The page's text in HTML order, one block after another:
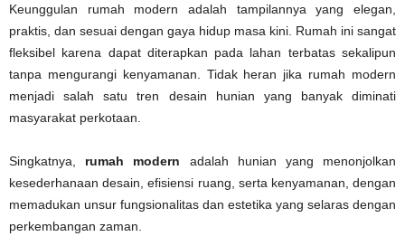
Keunggulan rumah modern adalah tampilannya yang elegan,
praktis, dan sesuai dengan gaya hidup masa kini. Rumah ini sangat
fleksibel karena dapat diterapkan pada lahan terbatas sekalipun
tanpa mengurangi kenyamanan. Tidak heran jika rumah modern
menjadi salah satu tren desain hunian yang banyak diminati
masyarakat perkotaan.
Singkatnya, rumah modern adalah hunian yang menonjolkan
kesederhanaan desain, efisiensi ruang, serta kenyamanan, dengan
memadukan unsur fungsionalitas dan estetika yang selaras dengan
perkembangan zaman.